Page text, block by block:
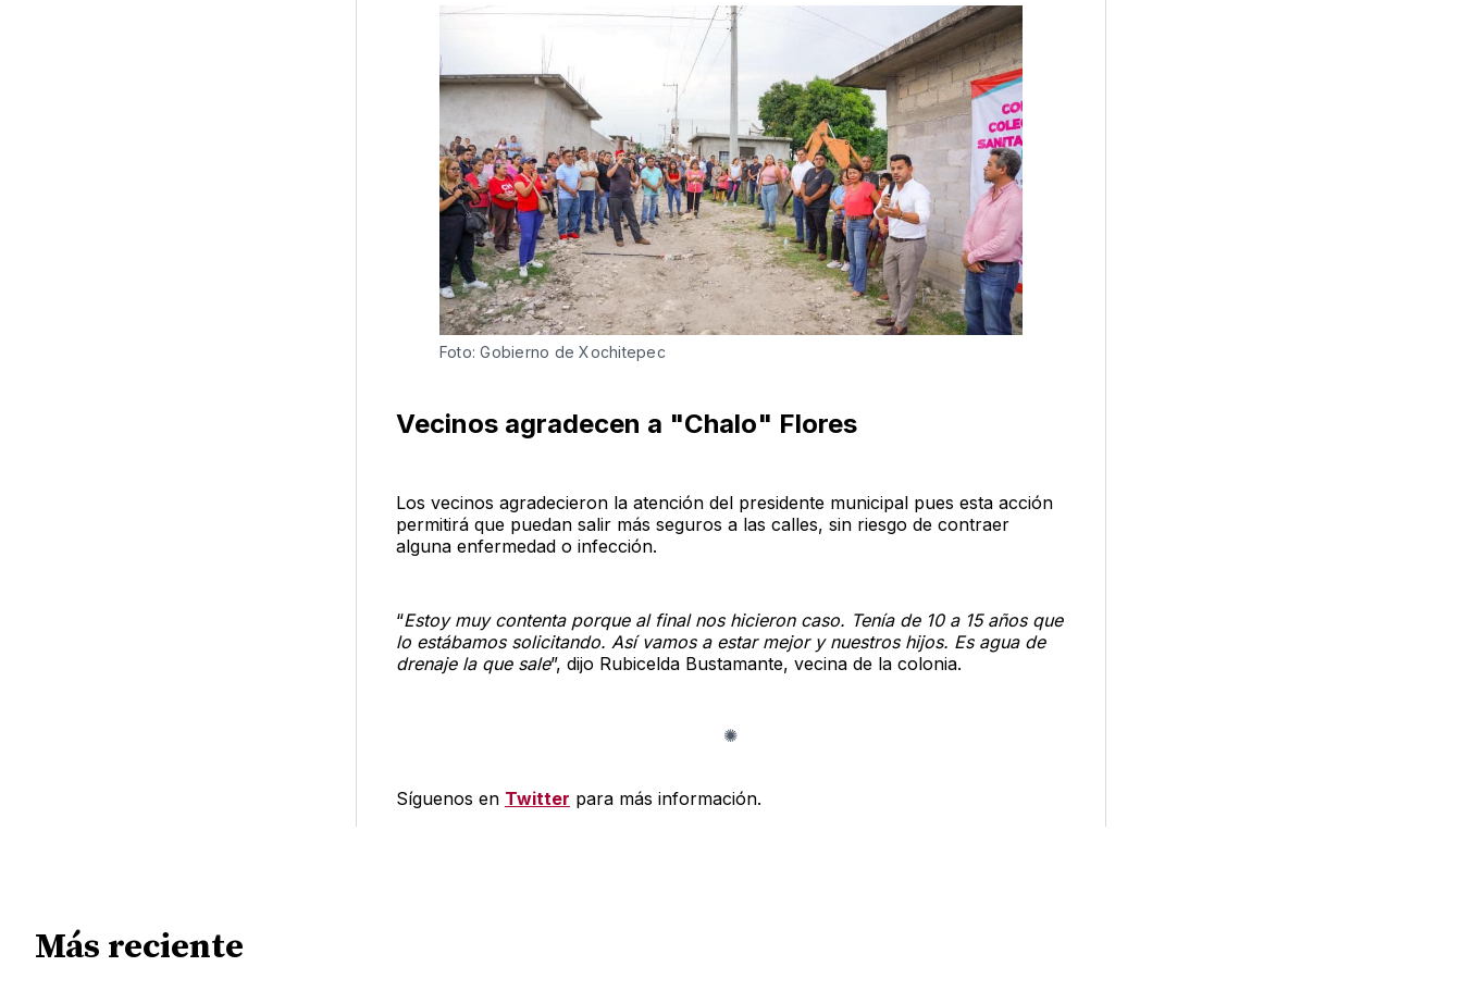
Foto: Gobierno de Xochitepec
Vecinos agradecen a "Chalo" Flores
Los vecinos agradecieron la atención del presidente municipal pues esta acción
permitirá que puedan salir más seguros a las calles, sin riesgo de contraer
alguna enfermedad o infección.
“Estoy muy contenta porque al final nos hicieron caso. Tenía de 10 a 15 años que
lo estábamos solicitando. Así vamos a estar mejor y nuestros hijos. Es agua de
drenaje la que sale”, dijo Rubicelda Bustamante, vecina de la colonia.
Síguenos en Twitter para más información.
Más reciente